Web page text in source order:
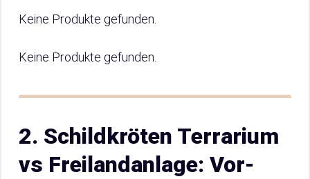
Keine Produkte gefunden.
Keine Produkte gefunden.
2. Schildkröten Terrarium
vs Freilandanlage: Vor-